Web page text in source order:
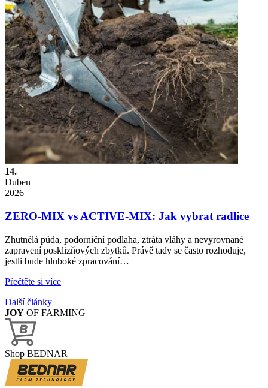
14.
Duben
2026
ZERO-MIX vs ACTIVE-MIX: Jak vybrat radlice
Zhutnělá půda, podorniční podlaha, ztráta vláhy a nevyrovnané
zapravení posklizňových zbytků. Právě tady se často rozhoduje,
jestli bude hluboké zpracování…
Přečtěte si více
Další články
JOY OF FARMING
Shop BEDNAR